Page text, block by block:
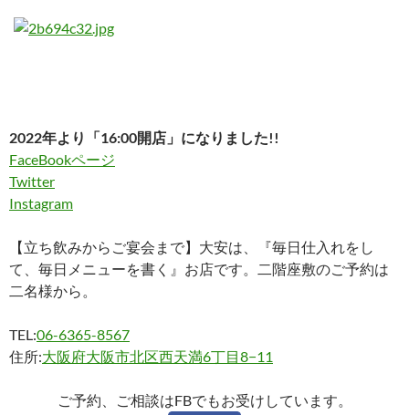
プ
2022年より「16:00開店」になりました!!
FaceBookページ
Twitter
Instagram
【立ち飲みからご宴会まで】大安は、『毎日仕入れをし
て、毎日メニューを書く』お店です。二階座敷のご予約は
二名様から。
TEL:06-6365-8567
住所:大阪府大阪市北区西天満6丁目8−11
ご予約、ご相談はFBでもお受けしています。